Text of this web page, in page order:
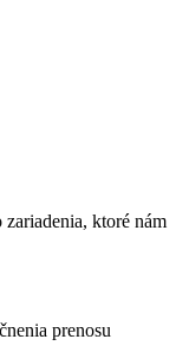
ktoré nám
prenosu